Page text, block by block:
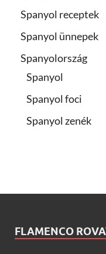
Spanyol receptek
Spanyol ünnepek
Spanyolország
Spanyol
Spanyol foci
Spanyol zenék
FLAMENCO